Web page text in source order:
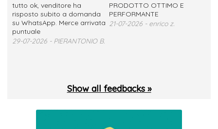
tutto ok, venditore ha
risposto subito a domanda
su WhatsApp. Merce arrivata
puntuale
29-07-2026 - PIERANTONIO B.
PRODOTTO OTTIMO E
PERFORMANTE
21-07-2026 - enrico z.
Show all feedbacks »